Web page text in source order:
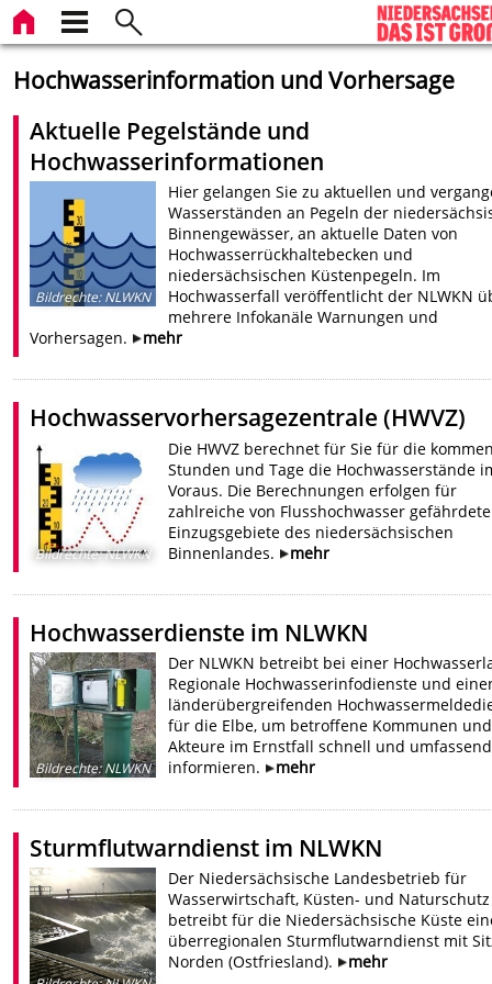
Hochwasserinformation und Vorhersage
Aktuelle Pegelstände und
Hochwasserinformationen
Bildrechte:NLWKN
Hier gelangen Sie zu aktuellen und
Wasserständen an Pegeln der
Binnengewässer, an aktuelle Daten von
Hochwasserrückhaltebecken und
niedersächsischen Küstenpegeln. Im
Hochwasserfall veröffentlicht der NLWKN
mehrere Infokanäle Warnungen und
Vorhersagen.
mehr
Hochwasservorhersagezentrale (HWVZ)
Bildrechte:NLWKN
Die HWVZ berechnet für Sie für die
Stunden und Tage die Hochwasserstände
Voraus. Die Berechnungen erfolgen für
zahlreiche von Flusshochwasser gefährdete
Einzugsgebiete des niedersächsischen
Binnenlandes.
mehr
Hochwasserdienste im NLWKN
Bildrechte:NLWKN
Der NLWKN betreibt bei einer
Regionale Hochwasserinfodienste und
länderübergreifenden
für die Elbe, um betroffene Kommunen und
Akteure im Ernstfall schnell und
informieren.
mehr
Sturmflutwarndienst im NLWKN
Der Niedersächsische Landesbetrieb für
Wasserwirtschaft, Küsten- und Naturschutz
betreibt für die Niedersächsische Küste
überregionalen Sturmflutwarndienst mit
Norden (Ostfriesland).
mehr